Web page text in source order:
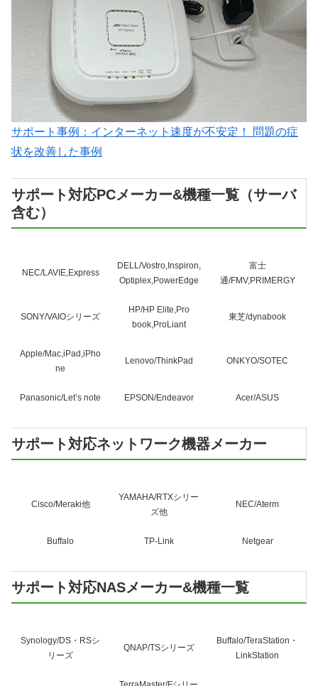
サポート事例：インターネット速度が不安定！ 問題の症
状を改善した事例
サポート対応PCメーカー&機種一覧（サーバ
含む）
NEC/LAVIE,Express
DELL/Vostro,Inspiron,
Optiplex,PowerEdge
富士
通/FMV,PRIMERGY
SONY/VAIOシリーズ
HP/HP Elite,Pro
book,ProLiant
東芝/dynabook
Apple/Mac,iPad,iPho
ne
Lenovo/ThinkPad ONKYO/SOTEC
Panasonic/Let’s note EPSON/Endeavor Acer/ASUS
サポート対応ネットワーク機器メーカー
Cisco/Meraki他
YAMAHA/RTXシリー
ズ他
NEC/Aterm
Buffalo TP-Link Netgear
サポート対応NASメーカー&機種一覧
Synology/DS・RSシ
リーズ
QNAP/TSシリーズ
Buffalo/TeraStation・
LinkStation